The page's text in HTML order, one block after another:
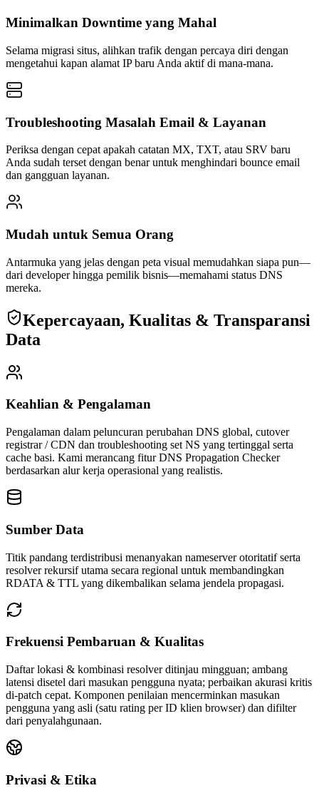
Minimalkan Downtime yang Mahal
Selama migrasi situs, alihkan trafik dengan percaya diri dengan
mengetahui kapan alamat IP baru Anda aktif di mana‑mana.
Troubleshooting Masalah Email & Layanan
Periksa dengan cepat apakah catatan MX, TXT, atau SRV baru
Anda sudah terset dengan benar untuk menghindari bounce email
dan gangguan layanan.
Mudah untuk Semua Orang
Antarmuka yang jelas dengan peta visual memudahkan siapa pun—
dari developer hingga pemilik bisnis—memahami status DNS
mereka.
Kepercayaan, Kualitas & Transparansi
Data
Keahlian & Pengalaman
Pengalaman dalam peluncuran perubahan DNS global, cutover
registrar / CDN dan troubleshooting set NS yang tertinggal serta
cache basi. Kami merancang fitur DNS Propagation Checker
berdasarkan alur kerja operasional yang realistis.
Sumber Data
Titik pandang terdistribusi menanyakan nameserver otoritatif serta
resolver rekursif utama secara regional untuk membandingkan
RDATA & TTL yang dikembalikan selama jendela propagasi.
Frekuensi Pembaruan & Kualitas
Daftar lokasi & kombinasi resolver ditinjau mingguan; ambang
latensi disetel dari masukan pengguna nyata; perbaikan akurasi kritis
di‑patch cepat. Komponen penilaian mencerminkan masukan
pengguna yang asli (satu rating per ID klien browser) dan difilter
dari penyalahgunaan.
Privasi & Etika